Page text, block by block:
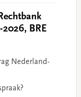
2026, BRE
Nederland-